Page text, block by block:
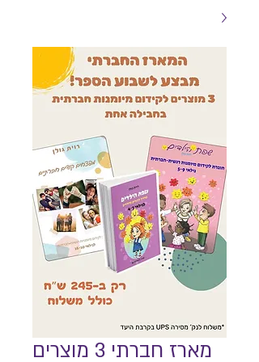
מארז חברתי 3 מוצרים